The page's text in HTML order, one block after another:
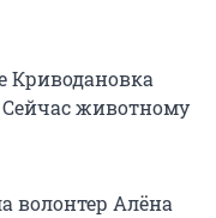
Криводановка
животному
волонтер Алёна